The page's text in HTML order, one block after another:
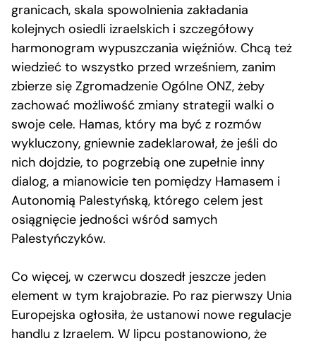
granicach, skala spowolnienia zakładania
kolejnych osiedli izraelskich i szczegółowy
harmonogram wypuszczania więźniów. Chcą też
wiedzieć to wszystko przed wrześniem, zanim
zbierze się Zgromadzenie Ogólne ONZ, żeby
zachować możliwość zmiany strategii walki o
swoje cele. Hamas, który ma być z rozmów
wykluczony, gniewnie zadeklarował, że jeśli do
nich dojdzie, to pogrzebią one zupełnie inny
dialog, a mianowicie ten pomiędzy Hamasem i
Autonomią Palestyńską, którego celem jest
osiągnięcie jedności wśród samych
Palestyńczyków.
Co więcej, w czerwcu doszedł jeszcze jeden
element w tym krajobrazie. Po raz pierwszy Unia
Europejska ogłosiła, że ustanowi nowe regulacje
handlu z Izraelem. W lipcu postanowiono, że